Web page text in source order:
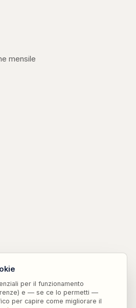
mensile
da Attendiamoci ODV ETS
per il funzionamento
e — se ce lo permetti —
per capire come migliorare il